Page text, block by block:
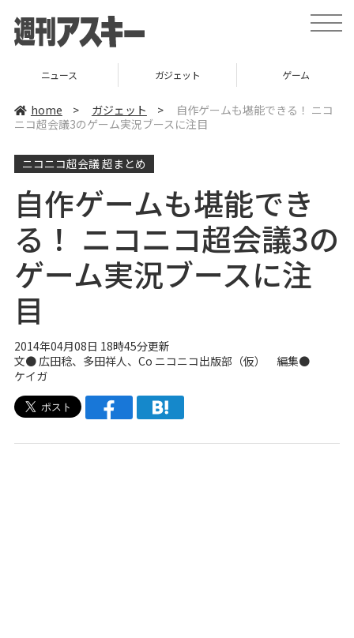
t
o
v
ガジェット ゲーム グルメ
home > ガジェット >
自作ゲームも堪能できる！ ニコ
ニコ超会議3のゲーム実況ブースに注目
ニコニコ超会議 超まとめ
自作ゲームも堪能でき
る！ ニコニコ超会議3の
ゲーム実況ブースに注
目
2014年04月08日 18時45分更新
文●広田稔、多田祥人、 Co ニコニコ出版部（仮）
編集●
ケイガ